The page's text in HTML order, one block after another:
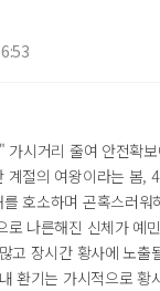
시거리 줄여 안전확
절의 여왕이라는 봄
호소하며 곤혹스러
나른해진 신체가
고 장시간 황사에 노
환기는 가시적으로